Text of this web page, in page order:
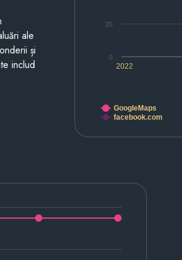
2022
20
0
GoogleMaps
facebook.com
ale
și
includ